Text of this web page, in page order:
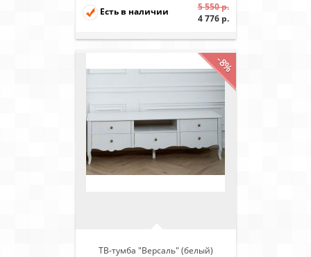
Есть в наличии
5 550 р.
4 776 р.
-8%
ТВ-тумба "Версаль" (белый)